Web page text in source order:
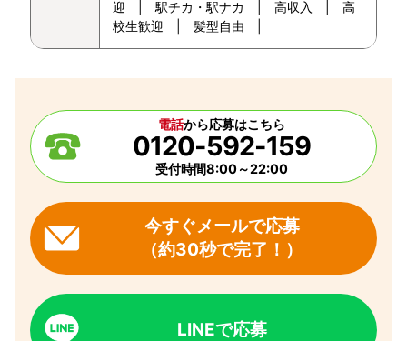
迎 | 駅チカ・駅ナカ | 高収入 | 高
校生歓迎 | 髪型自由 |
電話から応募はこちら
0120-592-159
受付時間8:00～22:00
今すぐメールで応募
（約30秒で完了！）
LINEで応募